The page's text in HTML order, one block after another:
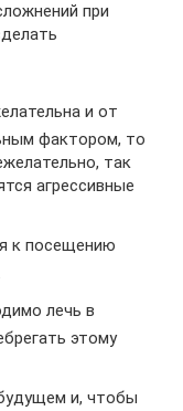
при
и от
фактором, то
так
агрессивные
к посещению
лечь в
этому
и, чтобы